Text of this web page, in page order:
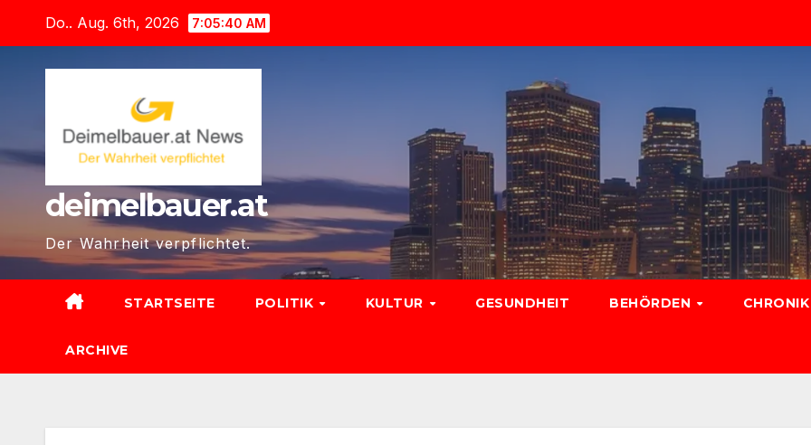
springen
Do.. Aug. 6th, 2026 7:05:42 AM
deimelbauer.at
Der Wahrheit verpflichtet.
STARTSEITE POLITIK KULTUR GESUNDHEIT BEHÖRDEN CHRONIK
ARCHIVE